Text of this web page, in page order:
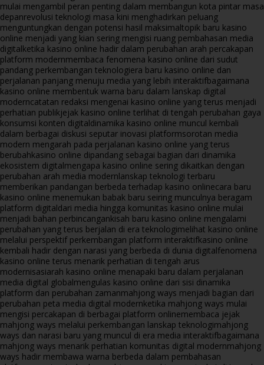
mulai mengambil peran penting dalam membangun kota pintar masa
depanrevolusi teknologi masa kini menghadirkan peluang
menguntungkan dengan potensi hasil maksimaltopik baru kasino
online menjadi yang kian sering mengisi ruang pembahasan media
digitalketika kasino online hadir dalam perubahan arah percakapan
platform modernmembaca fenomena kasino online dari sudut
pandang perkembangan teknologiera baru kasino online dan
perjalanan panjang menuju media yang lebih interaktifbagaimana
kasino online membentuk warna baru dalam lanskap digital
moderncatatan redaksi mengenai kasino online yang terus menjadi
perhatian publikjejak kasino online terlihat di tengah perubahan gaya
konsumsi konten digitaldinamika kasino online muncul kembali
dalam berbagai diskusi seputar inovasi platformsorotan media
modern mengarah pada perjalanan kasino online yang terus
berubahkasino online dipandang sebagai bagian dari dinamika
ekosistem digitalmengapa kasino online sering dikaitkan dengan
perubahan arah media modernlanskap teknologi terbaru
memberikan pandangan berbeda terhadap kasino onlinecara baru
kasino online menemukan babak baru seiring munculnya beragam
platform digitaldari media hingga komunitas kasino online mulai
menjadi bahan perbincangankisah baru kasino online mengalami
perubahan yang terus berjalan di era teknologimelihat kasino online
melalui perspektif perkembangan platform interaktifkasino online
kembali hadir dengan narasi yang berbeda di dunia digitalfenomena
kasino online terus menarik perhatian di tengah arus
modernisasiarah kasino online menapaki baru dalam perjalanan
media digital globalmengulas kasino online dari sisi dinamika
platform dan perubahan zamanmahjong ways menjadi bagian dari
perubahan peta media digital modernketika mahjong ways mulai
mengisi percakapan di berbagai platform onlinemembaca jejak
mahjong ways melalui perkembangan lanskap teknologimahjong
ways dan narasi baru yang muncul di era media interaktifbagaimana
mahjong ways menarik perhatian komunitas digital modernmahjong
ways hadir membawa warna berbeda dalam pembahasan